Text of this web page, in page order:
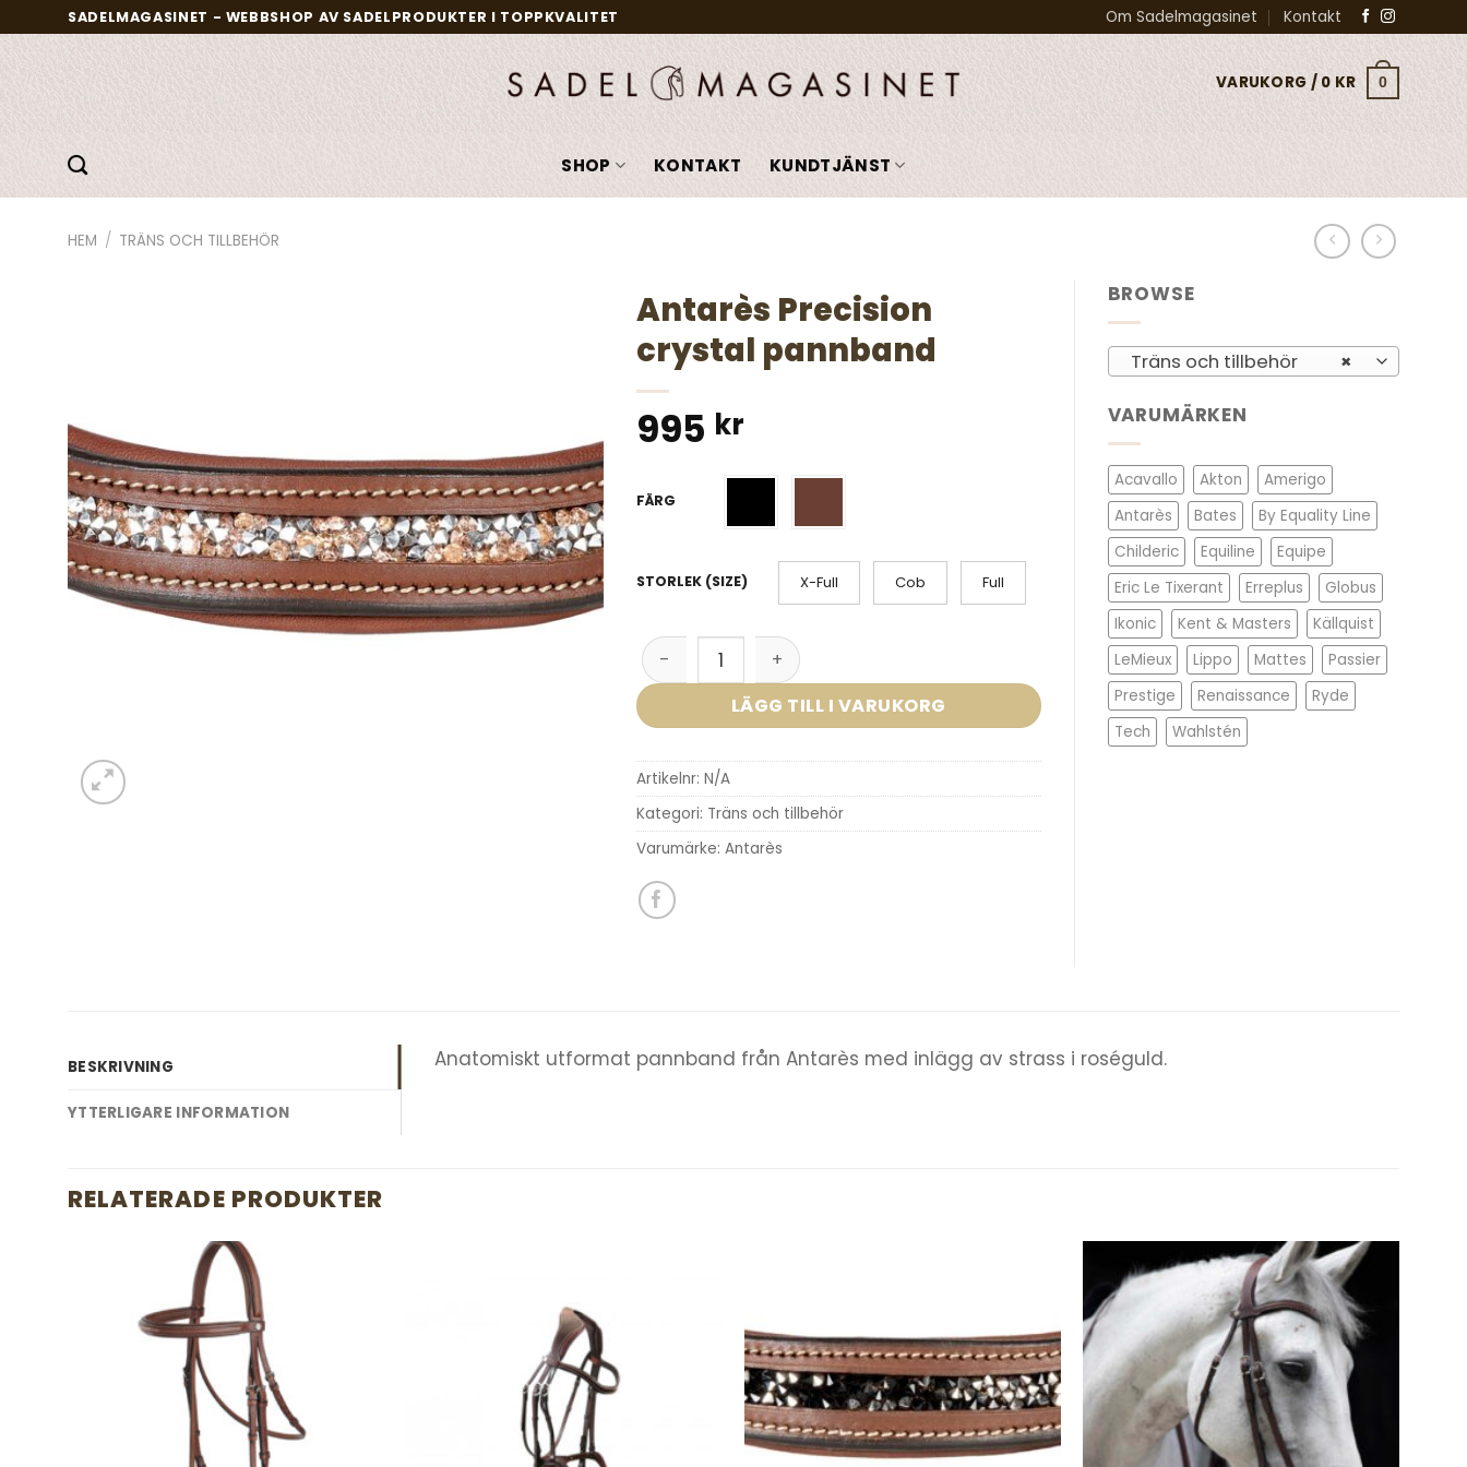
to
content
SADELMAGASINET - WEBBSHOP AV SADELPRODUKTER I TOPPKVALITET Om Sadelmagasinet Kontakt
VARUKORG / 0 KR 0
SHOP KONTAKT KUNDTJÄNST
HEM / TRÄNS OCH TILLBEHÖR
Antarès Precision
crystal pannband
995 kr
FÄRG
STORLEK (SIZE) X-Full Cob Full
Antarès Precision crystal pannband mängd
LÄGG TILL I VARUKORG
Artikelnr: N/A
Kategori: Träns och tillbehör
Varumärke: Antarès
BROWSE
×
Träns och tillbehör
VARUMÄRKEN
Acavallo Akton
Amerigo
Antarès
Bates
By Equality Line
Childeric
Equiline
Equipe
Eric Le Tixerant
Erreplus
Globus
Ikonic
Kent & Masters
Källquist
LeMieux
Lippo Mattes
Passier
Prestige
Renaissance
Ryde
Tech
Wahlstén
BESKRIVNING
YTTERLIGARE INFORMATION
Anatomiskt utformat pannband från Antarès med inlägg av strass i roséguld.
RELATERADE PRODUKTER
Add to
wishlist